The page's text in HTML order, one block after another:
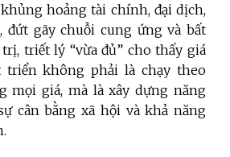
hoảng tài chính, đại dịch,
đứt gãy chuỗi cung ứng và bất
triết lý “vừa đủ” cho thấy giá
triển không phải là chạy theo
mọi giá, mà là xây dựng năng
cân bằng xã hội và khả năng